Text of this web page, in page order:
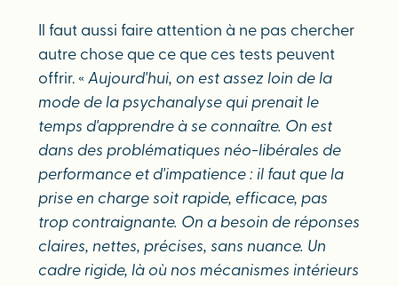
Il faut aussi faire attention à ne pas chercher
autre chose que ce que ces tests peuvent
offrir. « Aujourd'hui, on est assez loin de la
mode de la psychanalyse qui prenait le
temps d'apprendre à se connaître. On est
dans des problématiques néo-libérales de
performance et d'impatience : il faut que la
prise en charge soit rapide, efficace, pas
trop contraignante. On a besoin de réponses
claires, nettes, précises, sans nuance. Un
cadre rigide, là où nos mécanismes intérieurs